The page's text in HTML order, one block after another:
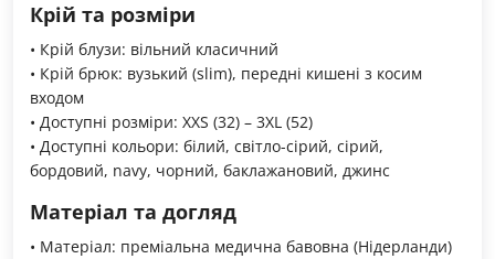
Крій та розміри
• Крій блузи: вільний класичний
• Крій брюк: вузький (slim), передні кишені з косим
входом
• Доступні розміри: XXS (32) – 3XL (52)
• Доступні кольори: білий, світло-сірий, сірий,
бордовий, navy, чорний, баклажановий, джинс
Матеріал та догляд
• Матеріал: преміальна медична бавовна (Нідерланди)